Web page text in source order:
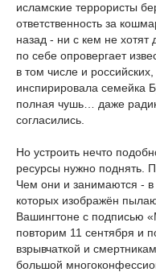
исламские террористы
ответственность за
назад - ни с кем не хотят
по себе опровергает
в том числе и
инспирировала семейка
полная чушь… даже
согласились.
Но устроить нечто
ресурсы нужно поднять.
Чем они и занимаются -
которых изображён
Вашингтоне с подписью
повторим 11 сентября
взрывчаткой и
большой